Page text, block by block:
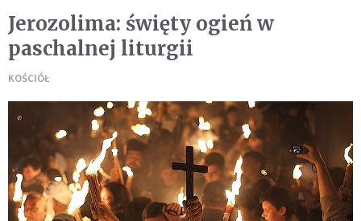
Jerozolima: święty ogień w
paschalnej liturgii
KOŚCIÓŁ